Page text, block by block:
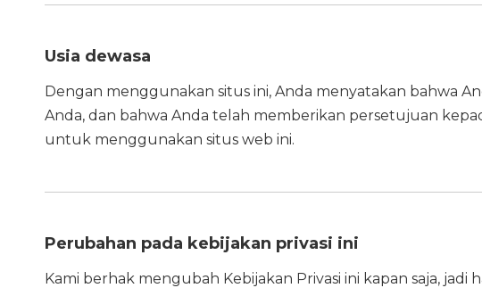
Usia dewasa
Dengan menggunakan situs ini, Anda menyatakan bahwa
Anda, dan bahwa Anda telah memberikan persetujuan
untuk menggunakan situs web ini.
Perubahan pada kebijakan privasi ini
Kami berhak mengubah Kebijakan Privasi ini kapan saja,